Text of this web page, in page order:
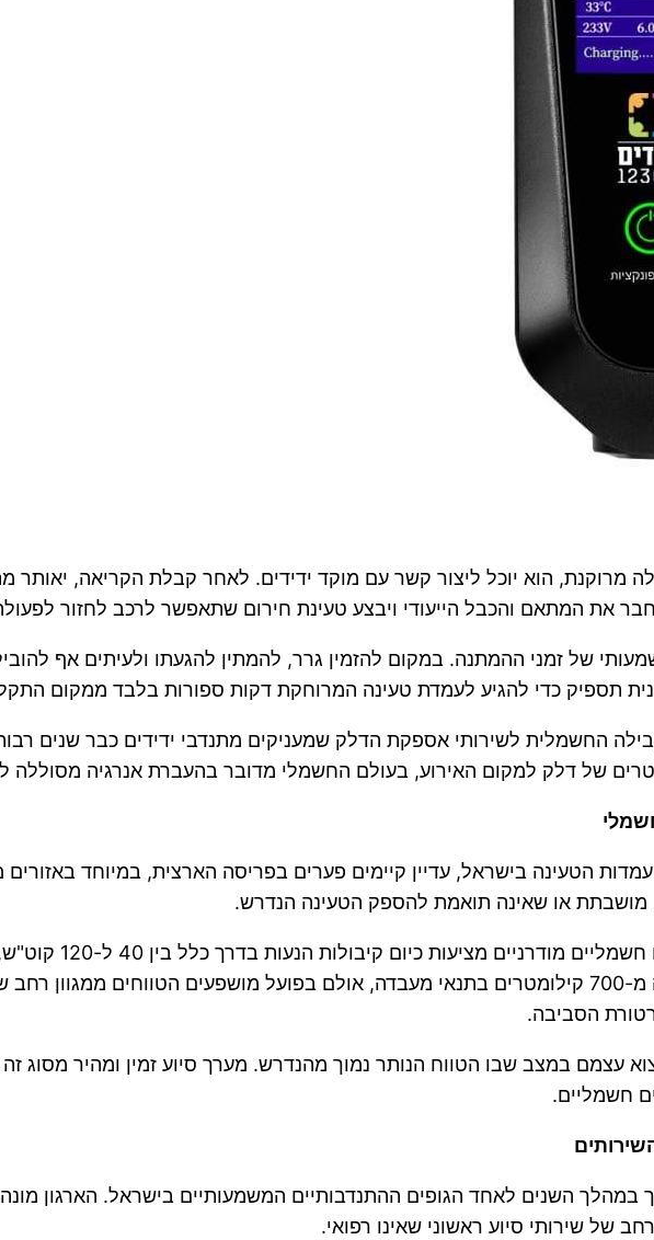
מרוקנת, הוא יוכל ליצור קשר עם מוקד ידידים. לאחר קבלת הקריאה, יאותר
את המתאם והכבל הייעודי ויבצע טעינת חירום שתאפשר לרכב לחזור
של זמני ההמתנה. במקום להזמין גרר, להמתין להגעתו ולעיתים אף
תספיק כדי להגיע לעמדת טעינה המרוחקת דקות ספורות בלבד ממקום
החשמלית לשירותי אספקת הדלק שמעניקים מתנדבי ידידים כבר שנים
של דלק למקום האירוע, בעולם החשמלי מדובר בהעברת אנרגיה מסוללה
הטעינה בישראל, עדיין קיימים פערים בפריסה הארצית, במיוחד באזורים
או שאינה תואמת להספק הטעינה הנדרש.
סוללות הליתיום-
יכולים להגיע ל-300, 500 ואף למעלה מ-700 קילומטרים בתנאי מעבדה, אולם בפועל מושפעים
הסביבה.
עצמם במצב שבו הטווח הנותר נמוך מהנדרש. מערך סיוע זמין ומהיר
חשמליים.
של שירותי סיוע ראשוני שאינו רפואי.